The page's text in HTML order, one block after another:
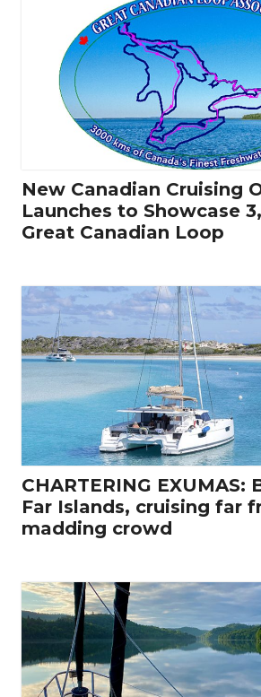
New Canadian Cruising
Launches to Showcase
Great Canadian Loop
CHARTERING EXUMAS:
Far Islands, cruising far
madding crowd